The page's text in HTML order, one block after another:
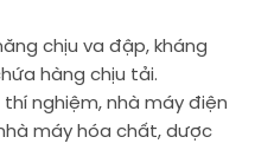
chịu va đập, kháng
hàng chịu tải.
nghiệm, nhà máy điện
máy hóa chất, dược